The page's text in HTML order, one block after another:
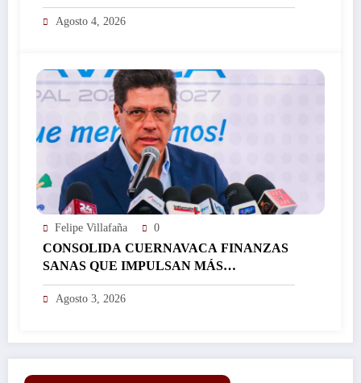
EL ICTSGEM MÁS DE 400 CRÉDITOS EN
UN DÍA…
Agosto 4, 2026
Felipe Villafaña 0
CONSOLIDA CUERNAVACA FINANZAS
SANAS QUE IMPULSAN MÁS
INVERSIÓN Y FORTALECEN EL
DESARROLLO DE LA CIUDAD…
Agosto 3, 2026